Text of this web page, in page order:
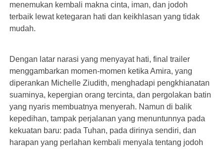
menemukan kembali makna cinta, iman, dan jodoh
terbaik lewat ketegaran hati dan keikhlasan yang tidak
mudah.
Dengan latar narasi yang menyayat hati, final trailer
menggambarkan momen-momen ketika Amira, yang
diperankan Michelle Ziudith, menghadapi pengkhianatan
suaminya, kepergian orang tercinta, dan pergolakan batin
yang nyaris membuatnya menyerah. Namun di balik
kepedihan, tampak perjalanan yang menuntunnya pada
kekuatan baru: pada Tuhan, pada dirinya sendiri, dan
harapan yang perlahan kembali menyala tentang jodoh